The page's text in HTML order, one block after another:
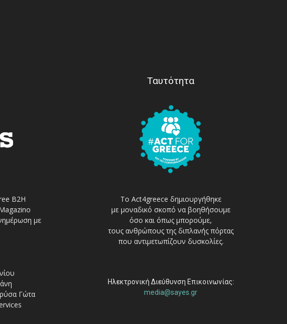
Β2Η
με
Γώτα
Ταυτότητα
Το Act4greece δημιουργήθηκε
με μοναδικό σκοπό να βοηθήσουμε
όσο και όπως μπορούμε,
τους ανθρώπους της διπλανής πόρτας
που αντιμετωπίζουν δυσκολίες.
Ηλεκτρονική Διεύθυνση Επικοινωνίας:
media@sayes.gr